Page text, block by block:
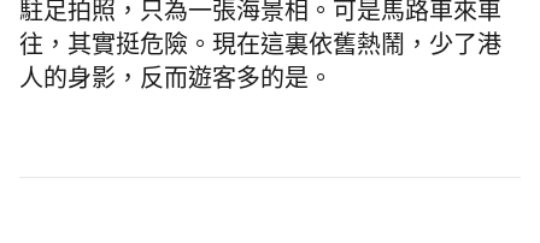
駐足拍照，只為一張海景相。可是馬路車來車
往，其實挺危險。現在這裏依舊熱鬧，少了港
人的身影，反而遊客多的是。